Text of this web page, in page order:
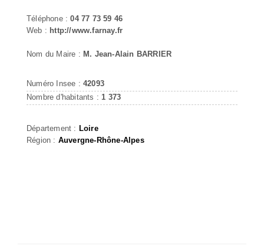
Téléphone :04 77 73 59 46
Web : http://www.farnay.fr
Nom du Maire : M. Jean-Alain BARRIER
Numéro Insee : 42093
Nombre d'habitants : 1 373
Département : Loire
Région : Auvergne-Rhône-Alpes